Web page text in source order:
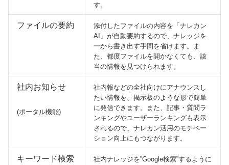
す。
ファイルの要約
添付したファイルの内容を「ナレカン
AI」が自動要約するので、ナレッジを
一から書き出す手間を省けます。ま
た、都度ファイルを開かなくても、該
当の情報を見つけられます。
社内お知らせ
(ポータル機能)
社内報などの全社向けにアナウンスし
たい情報を、掲示板のような形で簡単
に発信できます。また、記事・質問ラ
ンキングやユーザーランキングも表示
されるので、ナレカン活用のモチベー
ション向上にもつながります。
キーワード検索
社内ナレッジを”Google検索”するように